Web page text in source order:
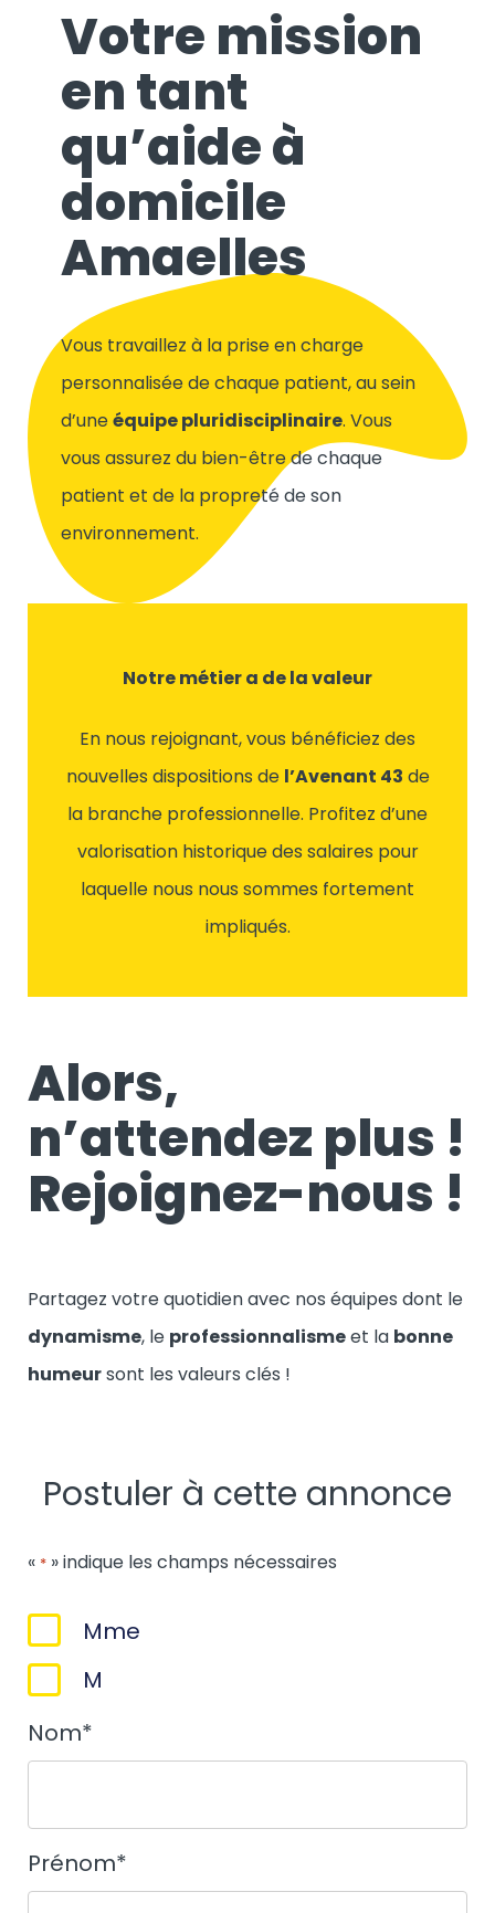
Votre mission
en tant
qu’aide à
domicile
Amaelles
Vous travaillez à la prise en charge
personnalisée de chaque patient, au sein
d’uneéquipe pluridisciplinaire. Vous
vous assurez du bien-être de chaque
patient et de la propreté de son
environnement.
Notre métier a de la valeur
En nous rejoignant, vous bénéficiez des
nouvelles dispositions de l’Avenant 43 de
la branche professionnelle. Profitez d’une
valorisation historique des salaires pour
laquelle nous nous sommes fortement
impliqués.
Alors,
n’attendez plus !
Rejoignez-nous !
Partagez votre quotidien avec nos équipes dont le
dynamisme, le professionnalismeet la bonne
humeursont les valeurs clés !
Postuler à cette annonce
« * » indique les champs nécessaires
Sexe
Mme
M
Nom*
Prénom*